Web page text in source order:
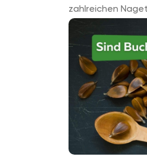
zahlreichen
auch in der
Nüsse einst
den Nü...